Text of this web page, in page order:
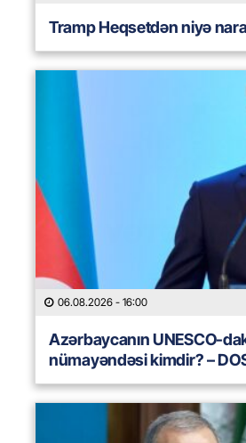
Tramp Heqsetdən niyə
06.08.2026 - 16:00
Azərbaycanın UNESCO-
nümayəndəsi kimdir? –